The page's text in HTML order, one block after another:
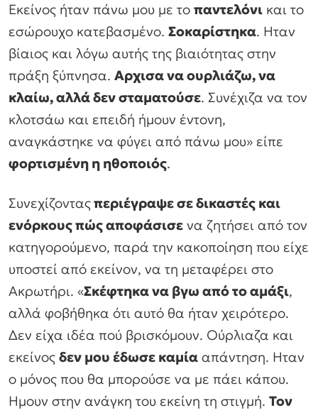
Εκείνος ήταν πάνω μου με το παντελόνι και το
εσώρουχο κατεβασμένο. Σοκαρίστηκα. Ηταν
βίαιος και λόγω αυτής της βιαιότητας στην
πράξη ξύπνησα. Αρχισα να ουρλιάζω, να
κλαίω, αλλά δεν σταματούσε. Συνέχιζα να τον
κλοτσάω και επειδή ήμουν έντονη,
αναγκάστηκε να φύγει από πάνω μου» είπε
φορτισμένη η ηθοποιός.
Συνεχίζονταςπεριέγραψε σε δικαστές και
ενόρκους πώς αποφάσισε να ζητήσει από τον
κατηγορούμενο, παρά την κακοποίηση που είχε
υποστεί από εκείνον, να τη μεταφέρει στο
Ακρωτήρι. «Σκέφτηκα να βγω από το αμάξι,
αλλά φοβήθηκα ότι αυτό θα ήταν χειρότερο.
Δεν είχα ιδέα πού βρισκόμουν. Ούρλιαζα και
εκείνος δεν μου έδωσε καμία απάντηση. Ηταν
ο μόνος που θα μπορούσε να με πάει κάπου.
Ημουν στην ανάγκη του εκείνη τη στιγμή. Τον